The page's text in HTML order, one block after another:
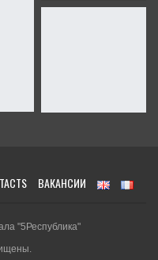
ВАКАНСИИ
"5Республика"